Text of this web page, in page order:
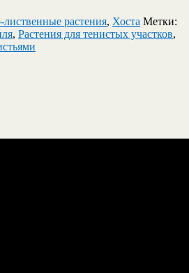
лиственные растения, Хоста Метки:
, Растения для тенистых участков,